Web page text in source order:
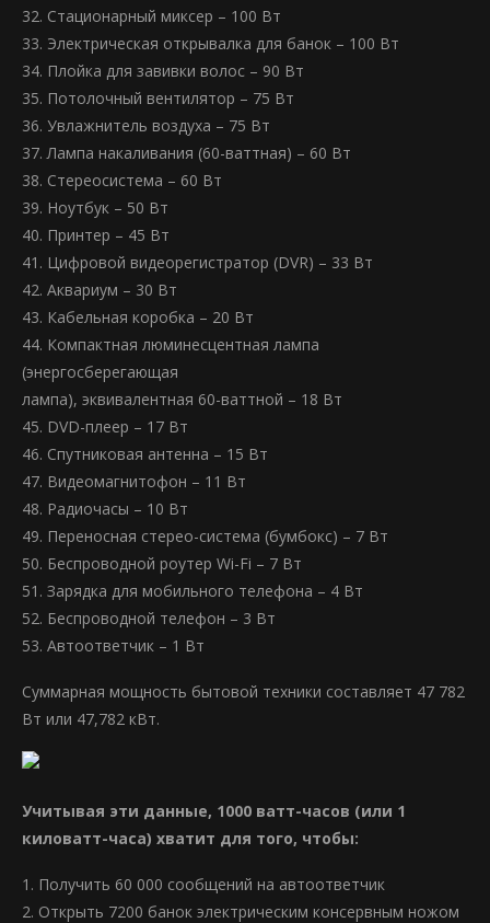
32. Стационарный миксер – 100 Вт
33. Электрическая открывалка для банок – 100 Вт
34. Плойка для завивки волос – 90 Вт
35. Потолочный вентилятор – 75 Вт
36. Увлажнитель воздуха – 75 Вт
37. Лампа накаливания (60-ваттная) – 60 Вт
38. Стереосистема – 60 Вт
39. Ноутбук – 50 Вт
40. Принтер – 45 Вт
41. Цифровой видеорегистратор (DVR) – 33 Вт
42. Аквариум – 30 Вт
43. Кабельная коробка – 20 Вт
44. Компактная люминесцентная лампа
(энергосберегающая
лампа), эквивалентная 60-ваттной – 18 Вт
45. DVD-плеер – 17 Вт
46. Спутниковая антенна – 15 Вт
47. Видеомагнитофон – 11 Вт
48. Радиочасы – 10 Вт
49. Переносная стерео-система (бумбокс) – 7 Вт
50. Беспроводной роутер Wi-Fi – 7 Вт
51. Зарядка для мобильного телефона – 4 Вт
52. Беспроводной телефон – 3 Вт
53. Автоответчик – 1 Вт
Суммарная мощность бытовой техники составляет 47 782
Вт или 47,782 кВт.
Учитывая эти данные, 1000 ватт-часов (или 1
киловатт-часа) хватит для того, чтобы:
1. Получить 60 000 сообщений на автоответчик
2. Открыть 7200 банок электрическим консервным ножом